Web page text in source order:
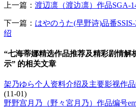
上一篇： 渡辺凛（渡边凛）作品SGA-
下一篇： はやのうた(早野诗)品番
绍
“七海蒂娜精选作品推荐及精彩剧情解
示” 的相关文章
架乃ゆら个人资料介绍及主要影视作
(11-01)
野野宫月乃（野々宮月乃）作品编号